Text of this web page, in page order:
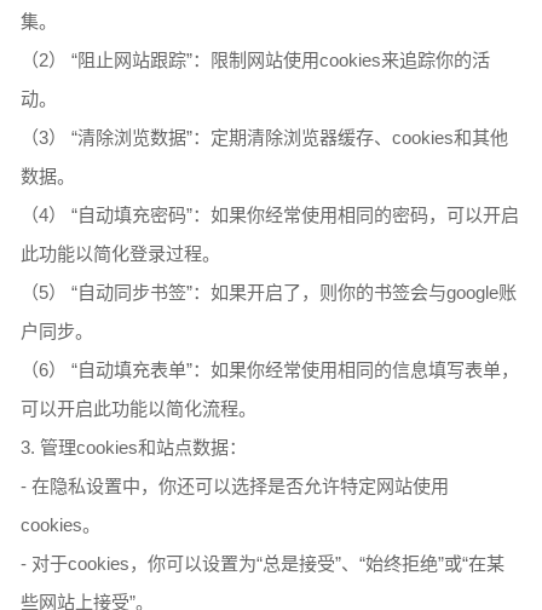
集。
（2） “阻止网站跟踪”：限制网站使用cookies来追踪你的活
动。
（3） “清除浏览数据”：定期清除浏览器缓存、cookies和其他
数据。
（4） “自动填充密码”：如果你经常使用相同的密码，可以开启
此功能以简化登录过程。
（5） “自动同步书签”：如果开启了，则你的书签会与google账
户同步。
（6） “自动填充表单”：如果你经常使用相同的信息填写表单，
可以开启此功能以简化流程。
3. 管理cookies和站点数据：
- 在隐私设置中，你还可以选择是否允许特定网站使用
cookies。
- 对于cookies，你可以设置为“总是接受”、“始终拒绝”或“在某
些网站上接受”。